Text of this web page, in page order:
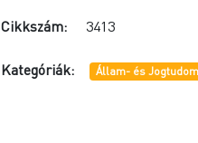
Cikkszám: 3413
Kategóriák: Állam- és